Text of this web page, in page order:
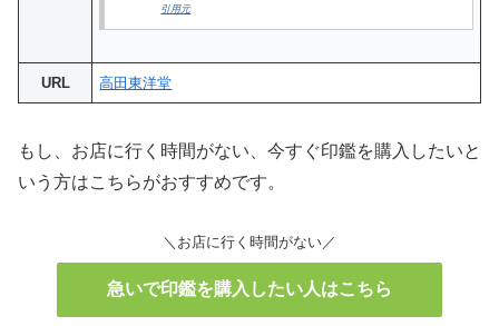
引用元
URL 高田東洋堂
もし、お店に行く時間がない、今すぐ印鑑を購入したいと
いう方はこちらがおすすめです。
＼お店に行く時間がない／
急いで印鑑を購入したい人はこちら